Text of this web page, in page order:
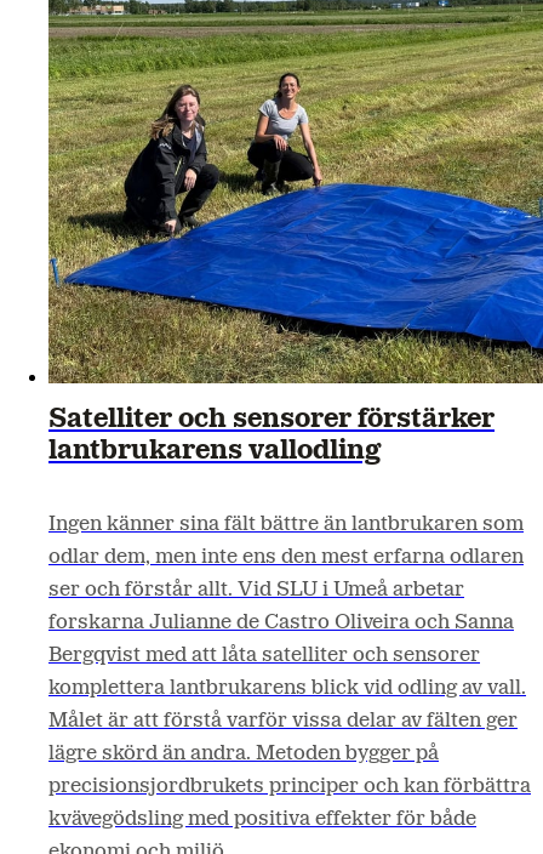
Satelliter och sensorer förstärker
lantbrukarens vallodling
Ingen känner sina fält bättre än lantbrukaren som
odlar dem, men inte ens den mest erfarna odlaren
ser och förstår allt. Vid SLU i Umeå arbetar
forskarna Julianne de Castro Oliveira och Sanna
Bergqvist med att låta satelliter och sensorer
komplettera lantbrukarens blick vid odling av vall.
Målet är att förstå varför vissa delar av fälten ger
lägre skörd än andra. Metoden bygger på
precisionsjordbrukets principer och kan förbättra
kvävegödsling med positiva effekter för både